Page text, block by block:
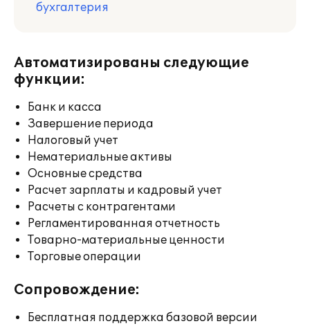
бухгалтерия
Автоматизированы следующие
функции:
Банк и касса
Завершение периода
Налоговый учет
Нематериальные активы
Основные средства
Расчет зарплаты и кадровый учет
Расчеты с контрагентами
Регламентированная отчетность
Товарно-материальные ценности
Торговые операции
Сопровождение:
Бесплатная поддержка базовой версии